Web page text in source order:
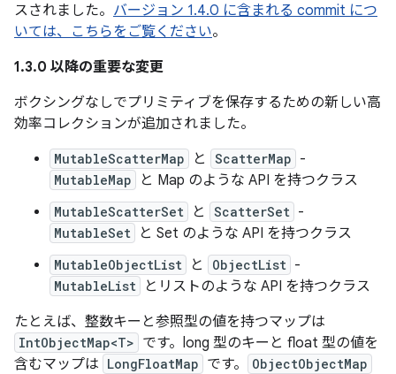
スされました。 バージョン 1.4.0 に含まれる commit につ
いては、こちらをご覧ください。
1.3.0 以降の重要な変更
ボクシングなしでプリミティブを保存するための新しい高
効率コレクションが追加されました。
MutableScatterMap と ScatterMap -
MutableMap と Map のような API を持つクラス
MutableScatterSet と ScatterSet -
MutableSet と Set のような API を持つクラス
MutableObjectList と ObjectList -
MutableList
とリストのような API を持つクラス
たとえば、整数キーと参照型の値を持つマップは
IntObjectMap<T> です。long 型のキーと float 型の値を
含むマップは LongFloatMap です。 ObjectObjectMap